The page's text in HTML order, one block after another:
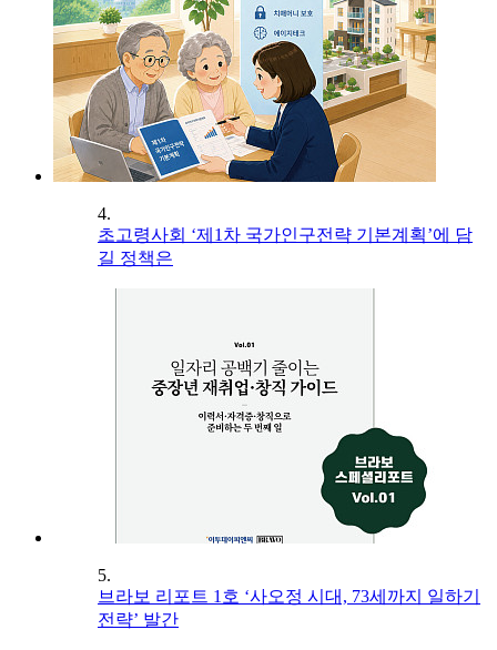
4.
초고령사회 ‘제1차 국가인구전략 기본계획’에 담
길 정책은
5.
브라보 리포트 1호 ‘사오정 시대, 73세까지 일하기
전략’ 발간